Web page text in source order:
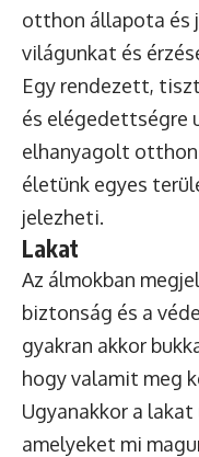
otthon állapota és
világunkat és
Egy rendezett,
és elégedettségre
elhanyagolt
életünk egyes
jelezheti.
Lakat
Az álmokban
biztonság és a
gyakran akkor
hogy valamit meg
Ugyanakkor a
amelyeket mi